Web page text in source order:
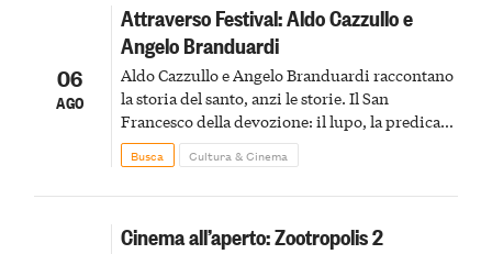
06
AGO
Attraverso Festival: Aldo Cazzullo e
Angelo Branduardi
Aldo Cazzullo e Angelo Branduardi raccontano
la storia del santo, anzi le storie. Il San
Francesco della devozione: il lupo, la predica
agli uccelli, le stimmate
Busca Cultura & Cinema
Cinema all’aperto: Zootropolis 2